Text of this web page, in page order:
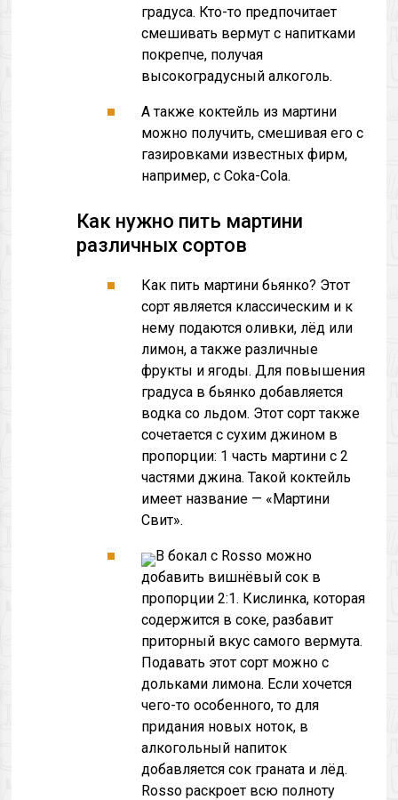
градуса. Кто-то предпочитает
смешивать вермут с напитками
покрепче, получая
высокоградусный алкоголь.
А также коктейль из мартини
можно получить, смешивая его с
газировками известных фирм,
например, с Coka-Cola.
Как нужно пить мартини
различных сортов
Как пить мартини бьянко? Этот
сорт является классическим и к
нему подаются оливки, лёд или
лимон, а также различные
фрукты и ягоды. Для повышения
градуса в бьянко добавляется
водка со льдом. Этот сорт также
сочетается с сухим джином в
пропорции: 1 часть мартини с 2
частями джина. Такой коктейль
имеет название — «Мартини
Свит».
В бокал с Rosso можно
добавить вишнёвый сок в
пропорции 2:1. Кислинка, которая
содержится в соке, разбавит
приторный вкус самого вермута.
Подавать этот сорт можно с
дольками лимона. Если хочется
чего-то особенного, то для
придания новых ноток, в
алкогольный напиток
добавляется сок граната и лёд.
Rosso раскроет всю полноту